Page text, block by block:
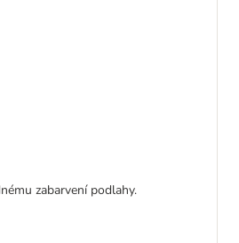
zabarvení podlahy.